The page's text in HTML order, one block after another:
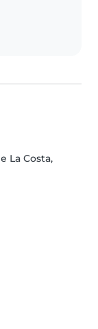
La Costa,